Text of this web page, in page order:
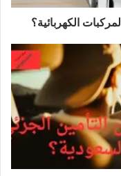
الكهربائية؟